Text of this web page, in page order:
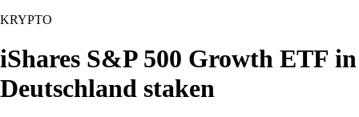
KRYPTO
iShares S&P 500 Growth ETF in
Deutschland staken